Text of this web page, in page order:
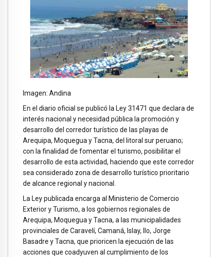
Imagen: Andina
En el diario oficial se publicó la Ley 31471 que declara de
interés nacional y necesidad pública la promoción y
desarrollo del corredor turístico de las playas de
Arequipa, Moquegua y Tacna, del litoral sur peruano;
con la finalidad de fomentar el turismo, posibilitar el
desarrollo de esta actividad, haciendo que este corredor
sea considerado zona de desarrollo turístico prioritario
de alcance regional y nacional.
La Ley publicada encarga al Ministerio de Comercio
Exterior y Turismo, a los gobiernos regionales de
Arequipa, Moquegua y Tacna, a las municipalidades
provinciales de Caravelí, Camaná, Islay, Ilo, Jorge
Basadre y Tacna, que prioricen la ejecución de las
acciones que coadyuven al cumplimiento de los